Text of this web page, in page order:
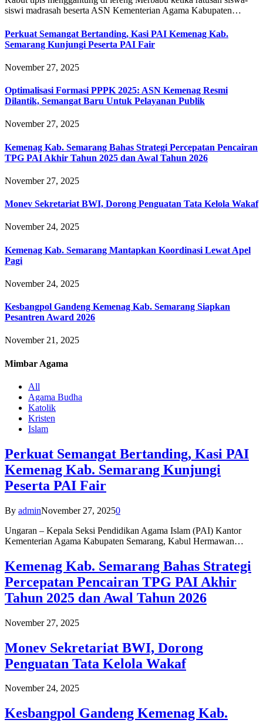
siswi madrasah beserta ASN Kementerian Agama Kabupaten…
Perkuat Semangat Bertanding, Kasi PAI Kemenag Kab.
Semarang Kunjungi Peserta PAI Fair
November 27, 2025
Optimalisasi Formasi PPPK 2025: ASN Kemenag Resmi
Dilantik, Semangat Baru Untuk Pelayanan Publik
November 27, 2025
Kemenag Kab. Semarang Bahas Strategi Percepatan Pencairan
TPG PAI Akhir Tahun 2025 dan Awal Tahun 2026
November 27, 2025
Monev Sekretariat BWI, Dorong Penguatan Tata Kelola Wakaf
November 24, 2025
Kemenag Kab. Semarang Mantapkan Koordinasi Lewat Apel
Pagi
November 24, 2025
Kesbangpol Gandeng Kemenag Kab. Semarang Siapkan
Pesantren Award 2026
November 21, 2025
Mimbar Agama
All
Agama Budha
Katolik
Kristen
Islam
Perkuat Semangat Bertanding, Kasi PAI
Kemenag Kab. Semarang Kunjungi
Peserta PAI Fair
By adminNovember 27, 20250
Ungaran – Kepala Seksi Pendidikan Agama Islam (PAI) Kantor
Kementerian Agama Kabupaten Semarang, Kabul Hermawan…
Kemenag Kab. Semarang Bahas Strategi
Percepatan Pencairan TPG PAI Akhir
Tahun 2025 dan Awal Tahun 2026
November 27, 2025
Monev Sekretariat BWI, Dorong
Penguatan Tata Kelola Wakaf
November 24, 2025
Kesbangpol Gandeng Kemenag Kab.